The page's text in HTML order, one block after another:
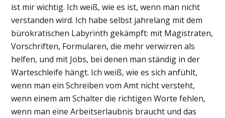
ist mir wichtig. Ich weiß, wie es ist, wenn man nicht
verstanden wird. Ich habe selbst jahrelang mit dem
bürokratischen Labyrinth gekämpft: mit Magistraten,
Vorschriften, Formularen, die mehr verwirren als
helfen, und mit Jobs, bei denen man ständig in der
Warteschleife hängt. Ich weiß, wie es sich anfühlt,
wenn man ein Schreiben vom Amt nicht versteht,
wenn einem am Schalter die richtigen Worte fehlen,
wenn man eine Arbeitserlaubnis braucht und das